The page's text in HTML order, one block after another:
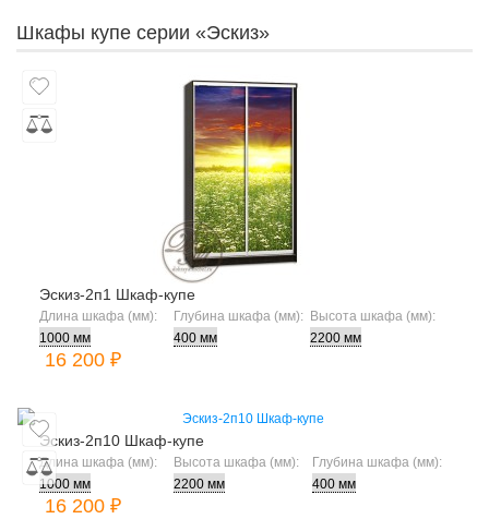
Шкафы купе серии «Эскиз»
Эскиз-2п1 Шкаф-купе
Длина шкафа (мм): Глубина шкафа (мм): Высота шкафа (мм):
16 200 ₽
Эскиз-2п10 Шкаф-купе
Длина шкафа (мм): Высота шкафа (мм): Глубина шкафа (мм):
16 200 ₽